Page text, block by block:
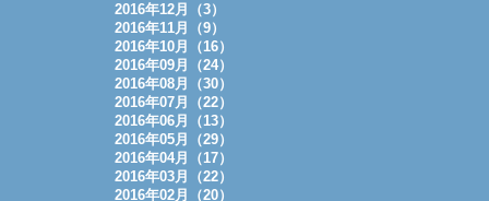
2016年12月（3）
2016年11月（9）
2016年10月（16）
2016年09月（24）
2016年08月（30）
2016年07月（22）
2016年06月（13）
2016年05月（29）
2016年04月（17）
2016年03月（22）
2016年02月（20）